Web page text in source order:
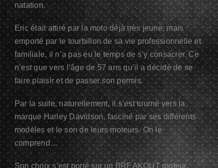
natation.
Eric était attiré par la moto déjà très jeune, mais
emporté par le tourbillon de sa vie professionnelle et
familiale, il n’a pas eu le temps de s’y consacrer. Ce
n’est que vers l’âge de 57 ans qu’il a décidé de se
faire plaisir et de passer son permis.
Par la suite, naturellement, il s’est tourné vers la
marque Harley Davidson, fasciné par ses différents
modèles et le son de leurs moteurs. On le
comprend…
Son choix s’est porté sur un BREAKOUT moteur